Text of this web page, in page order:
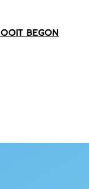
begon